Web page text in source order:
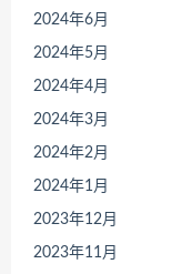
2024年6月
2024年5月
2024年4月
2024年3月
2024年2月
2024年1月
2023年12月
2023年11月